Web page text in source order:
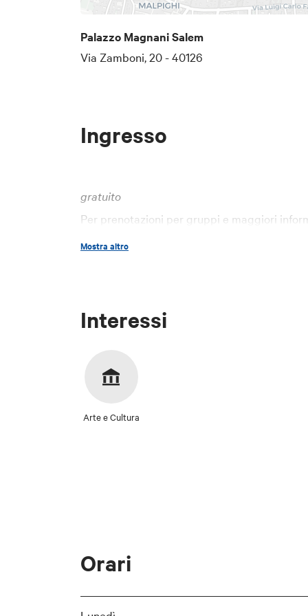
Palazzo Magnani Salem
Via Zamboni, 20 - 40126
Ingresso
gratuito
Per prenotazioni per gruppi e maggiori
Mostra altro
Interessi
Arte e Cultura
Orari